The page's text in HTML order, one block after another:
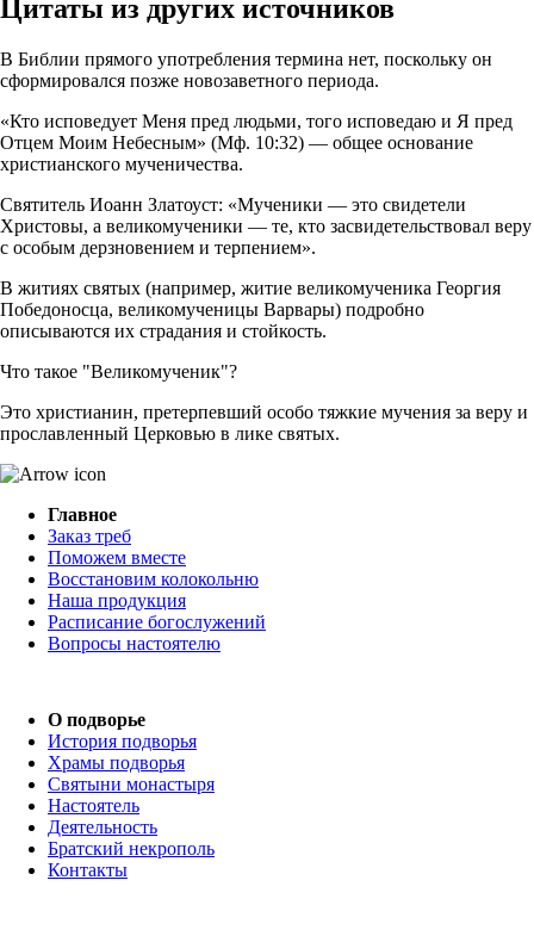
Цитаты из других источников
В Библии прямого употребления термина нет, поскольку он
сформировался позже новозаветного периода.
«Кто исповедует Меня пред людьми, того исповедаю и Я пред
Отцем Моим Небесным» (Мф. 10:32) — общее основание
христианского мученичества.
Святитель Иоанн Златоуст: «Мученики — это свидетели
Христовы, а великомученики — те, кто засвидетельствовал веру
с особым дерзновением и терпением».
В житиях святых (например, житие великомученика Георгия
Победоносца, великомученицы Варвары) подробно
описываются их страдания и стойкость.
Что такое "Великомученик"?
Это христианин, претерпевший особо тяжкие мучения за веру и
прославленный Церковью в лике святых.
Главное
Заказ треб
Поможем вместе
Восстановим колокольню
Наша продукция
Расписание богослужений
Вопросы настоятелю
О подворье
История подворья
Храмы подворья
Святыни монастыря
Настоятель
Деятельность
Братский некрополь
Контакты